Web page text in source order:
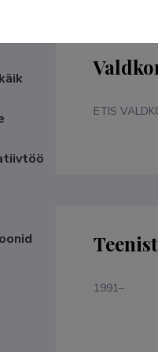
ETIS
1991–